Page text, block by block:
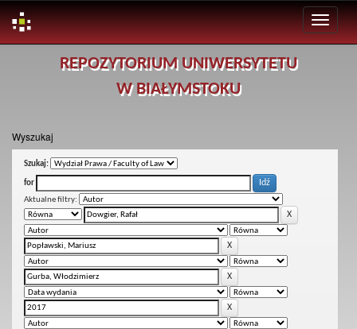
REPOZYTORIUM UNIWERSYTETU
W BIAŁYMSTOKU
Wyszukaj
Szukaj:
for
Aktualne filtry: